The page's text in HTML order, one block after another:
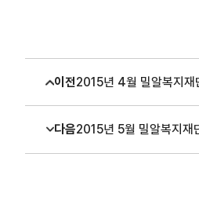
이전2015년 4월 밀알복지재
다음2015년 5월 밀알복지재